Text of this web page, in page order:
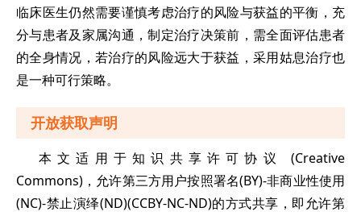
临床医生仍然需要谨慎考虑治疗的风险与获益的平衡，充
分与患者及家属沟通，制定治疗决策前，需全面评估患者
的全身情况，若治疗的风险远大于获益，采用姑息治疗也
是一种可行策略。
开放获取声明
本文适用于知识共享许可协议 (Creative
Commons)，允许第三方用户按照署名(BY)-非商业性使用
(NC)-禁止演绎(ND)(CCBY-NC-ND)的方式共享，即允许第